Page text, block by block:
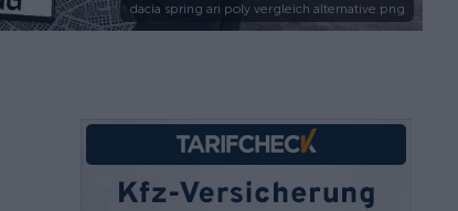
dacia spring ari poly vergleich alternative.png